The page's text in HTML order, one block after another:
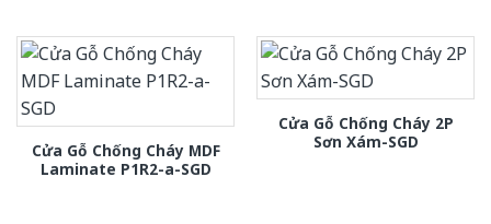
Cửa Gỗ Chống Cháy MDF
Laminate P1R2-a-SGD
Cửa Gỗ Chống Cháy 2P
Sơn Xám-SGD